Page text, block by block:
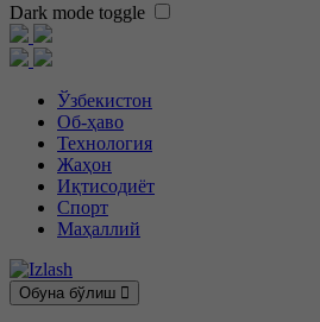
Dark mode toggle
Ўзбекистон
Об-ҳаво
Технология
Жаҳон
Иқтисодиёт
Спорт
Маҳаллий
Обуна бўлиш